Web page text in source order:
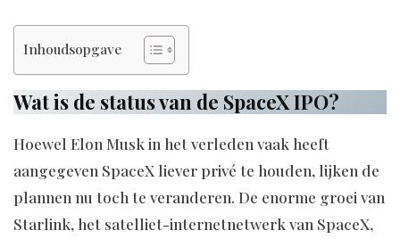
Inhoudsopgave
Wat is de status van de SpaceX IPO?
Hoewel Elon Musk in het verleden vaak heeft
aangegeven SpaceX liever privé te houden, lijken de
plannen nu toch te veranderen. De enorme groei van
Starlink, het satelliet-internetnetwerk van SpaceX,